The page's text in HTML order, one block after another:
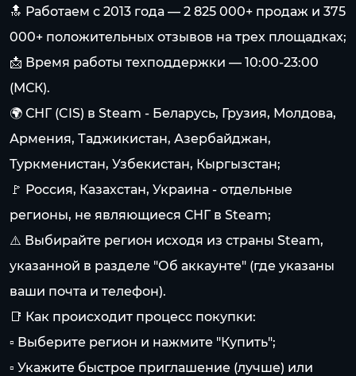
🔝 Работаем с 2013 года — 2 825 000+ продаж и 375
000+ положительных отзывов на трех площадках;
📩 Время работы техподдержки — 10:00-23:00
(МСК).
🌍 СНГ (CIS) в Steam - Беларусь, Грузия, Молдова,
Армения, Таджикистан, Азербайджан,
Туркменистан, Узбекистан, Кыргызстан;
🚩 Россия, Казахстан, Украина - отдельные
регионы, не являющиеся СНГ в Steam;
⚠️ Выбирайте регион исходя из страны Steam,
указанной в разделе "Об аккаунте" (где указаны
ваши почта и телефон).
📑 Как происходит процесс покупки:
▫ Выберите регион и нажмите "Купить";
▫ Укажите быстрое приглашение (лучше) или